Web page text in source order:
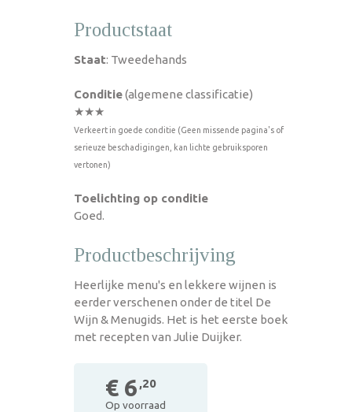
Productstaat
Staat: Tweedehands
Conditie(algemene classificatie)
★★★
Verkeert in goede conditie (Geen missende pagina's of
serieuze beschadigingen, kan lichte gebruiksporen
vertonen)
Toelichting op conditie
Goed.
Productbeschrijving
Heerlijke menu's en lekkere wijnen is
eerder verschenen onder de titel De
Wijn & Menugids. Het is het eerste boek
met recepten van Julie Duijker.
€ 6 ,20
Op voorraad